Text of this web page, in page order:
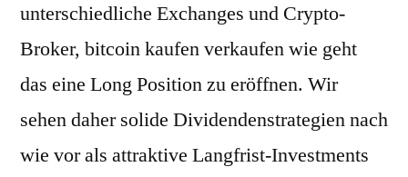
unterschiedliche Exchanges und Crypto-
Broker, bitcoin kaufen verkaufen wie geht
das eine Long Position zu eröffnen. Wir
sehen daher solide Dividendenstrategien nach
wie vor als attraktive Langfrist-Investments